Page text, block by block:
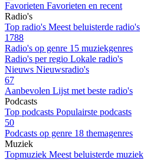
Favorieten Favorieten en recent
Radio's
Top radio's Meest beluisterde radio's
1788
Radio's op genre 15 muziekgenres
Radio's per regio Lokale radio's
Nieuws Nieuwsradio's
67
Aanbevolen Lijst met beste radio's
Podcasts
Top podcasts Populairste podcasts
50
Podcasts op genre 18 themagenres
Muziek
Topmuziek Meest beluisterde muziek